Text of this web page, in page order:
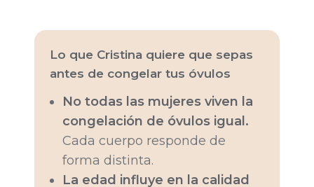
Lo que Cristina quiere que sepas
antes de congelar tus óvulos
No todas las mujeres viven la
congelación de óvulos igual.
Cada cuerpo responde de
forma distinta.
La edad influye en la calidad